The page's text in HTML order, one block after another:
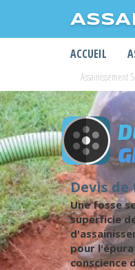
ACCUEIL
Assainissement
Devis
Une fosse
superficie
pour
conscience